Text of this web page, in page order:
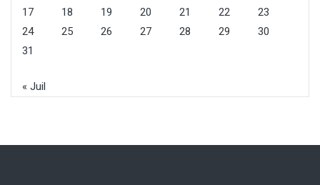
17
18 19 20 21 22
23
24
25 26 27 28 29
30
31
« Juil